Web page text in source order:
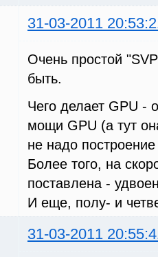
31-03-2011
Очень простой
быть.
Чего делает GPU -
мощи GPU (а тут
не надо
Более того, на
поставлена -
И еще, полу- и
31-03-2011